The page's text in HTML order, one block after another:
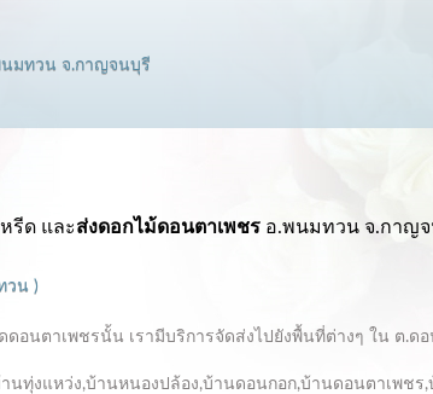
นมทวน จ.กาญจนบุรี
รีด และส่งดอกไม้ดอนตาเพชร อ.พนมทวน จ.กาญจ
วน )
อนตาเพชรนั้น เรามีบริการจัดส่งไปยังพื้นที่ต่างๆ ใน ต.ด
นทุ่งแหว่ง,บ้านหนองปล้อง,บ้านดอนกอก,บ้านดอนตาเพช